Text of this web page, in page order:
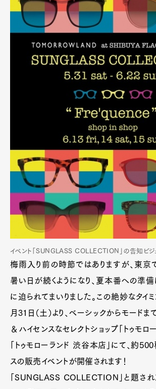
イベント「SUNGLASS COLLECTION」の告知ビジ
梅雨入り前の時節ではありますが、東京
暑い日が続くようになり、夏本番への準
に迫られてまいりました。この絶妙なタイ
月31日（土）より、ベーシックからモードま
＆ハイセンスなセレクトショップ「トゥモロ
「トゥモローランド 渋谷本店」にて、約
スの販売イベントが開催されます！
「SUNGLASS COLLECTION」と題さ